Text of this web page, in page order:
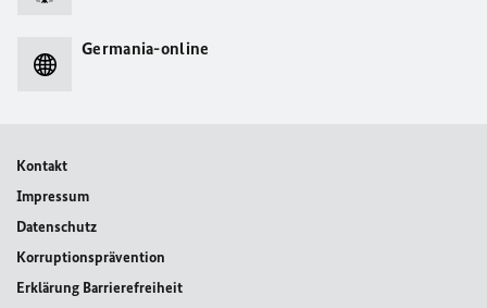
Germania-online
Kontakt
Impressum
Datenschutz
Korruptionsprävention
Erklärung Barrierefreiheit